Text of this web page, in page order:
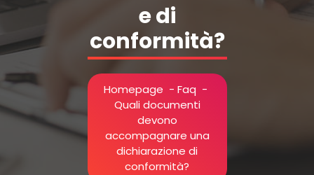
e di
conformità?
Homepage - Faq -
Quali documenti
devono
accompagnare una
dichiarazione di
conformità?